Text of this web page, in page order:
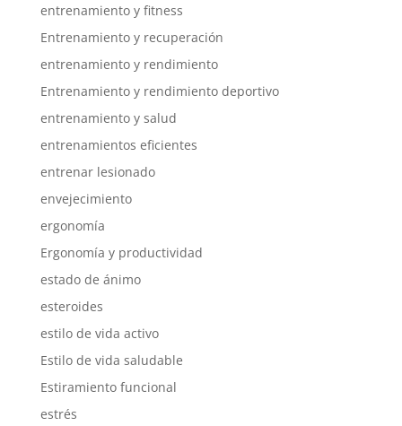
entrenamiento y fitness
Entrenamiento y recuperación
entrenamiento y rendimiento
Entrenamiento y rendimiento deportivo
entrenamiento y salud
entrenamientos eficientes
entrenar lesionado
envejecimiento
ergonomía
Ergonomía y productividad
estado de ánimo
esteroides
estilo de vida activo
Estilo de vida saludable
Estiramiento funcional
estrés